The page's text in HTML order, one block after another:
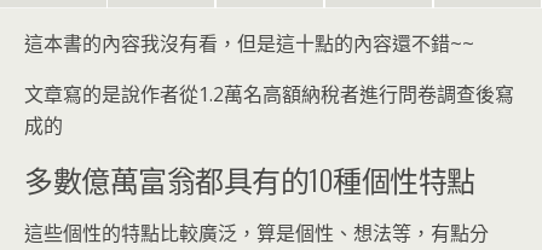
這本書的內容我沒有看，但是這十點的內容還不錯~~
文章寫的是說作者從1.2萬名高額納稅者進行問卷調查後寫
成的
多數億萬富翁都具有的10種個性特點
這些個性的特點比較廣泛，算是個性、想法等，有點分